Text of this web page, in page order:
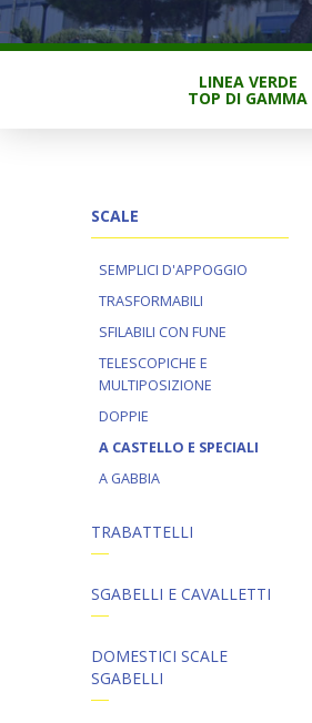
LINEA VERDE
TOP DI GAMMA
SCALE
SEMPLICI D'APPOGGIO
TRASFORMABILI
SFILABILI CON FUNE
TELESCOPICHE E
MULTIPOSIZIONE
DOPPIE
A CASTELLO E SPECIALI
A GABBIA
TRABATTELLI
SGABELLI E CAVALLETTI
DOMESTICI SCALE
SGABELLI